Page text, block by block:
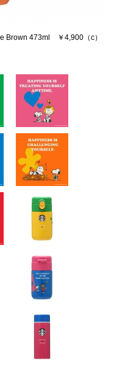
Brown 473ml ￥4,900（c）